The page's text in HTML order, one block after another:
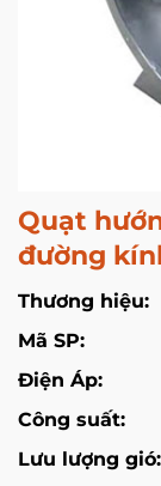
Quạt
đường
Thương hiệu:
Mã SP:
Điện Áp:
Công suất:
Lưu lượng gió: